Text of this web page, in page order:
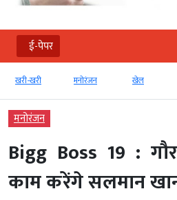
ई-पेपर
खरी-खरी मनोरंजन खेल
मनोरंजन
Bigg Boss 19 :
काम करेंगे सलमान